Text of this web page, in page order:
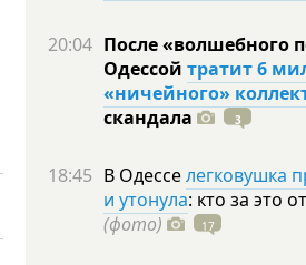
20:04 После «волшебного
Одессой тратит 6
«ничейного»
скандала
3
18:45 В Одесселегковушка
и утонула: кто за это
(фото)
17